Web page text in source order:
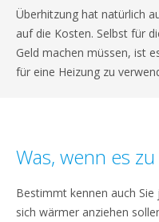
Überhitzung hat natürlich
auf die Kosten. Selbst für
Geld machen müssen, ist
für eine Heizung zu
Was, wenn es zu
Bestimmt kennen auch
sich wärmer anziehen